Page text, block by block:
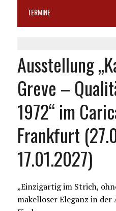
TERMINE
Ausstellung
Greve –
1972“ im
Frankfurt
17.01.2027)
„Einzigartig im Strich,
makelloser Eleganz in der